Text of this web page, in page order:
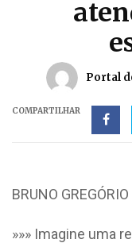
Portal
COMPARTILHAR
BRUNO
»»» Imagine uma